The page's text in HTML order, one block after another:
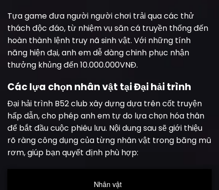
Tựa game đưa người người chơi trải qua các thử
thách độc đáo, từ nhiệm vụ săn cá truyền thống đến
hoàn thành lệnh truy nã sinh vật. Với những tính
năng hiện đại, anh em dễ dàng chinh phục nhận
thưởng khủng đến 10.000.000VNĐ.
Các lựa chọn nhân vật tại Đại hải trình
Đại hải trình B52 club xây dựng dựa trên cốt truyện
hấp dẫn, cho phép anh em tự do lựa chọn hóa thân
để bắt đầu cuộc phiêu lưu. Nội dung sau sẽ giới thiệu
rõ ràng công dụng của từng nhân vật trong băng mũ
rơm, giúp bạn quyết định phù hợp:
Nhân vật